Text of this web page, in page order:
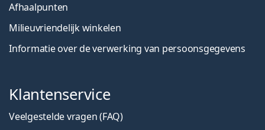
Afhaalpunten
Milieuvriendelijk winkelen
Informatie over de verwerking van persoonsgegevens
Klantenservice
Veelgestelde vragen (FAQ)